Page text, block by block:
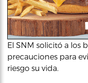
El SNM solicitó a los
precauciones para
riesgo su vida.